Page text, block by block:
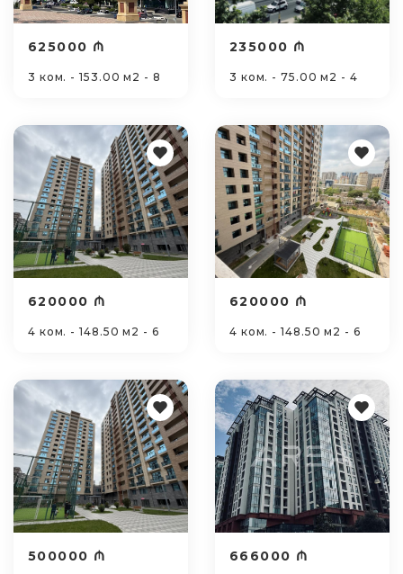
625000 ₼
3 ком. - 153.00 м2 - 8
235000 ₼
3 ком. - 75.00 м2 - 4
620000 ₼
4 ком. - 148.50 м2 - 6
620000 ₼
4 ком. - 148.50 м2 - 6
500000 ₼ 666000 ₼